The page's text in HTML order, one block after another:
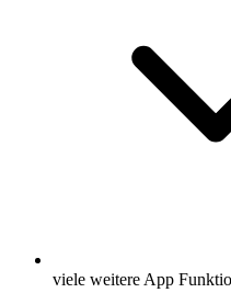
viele weitere App